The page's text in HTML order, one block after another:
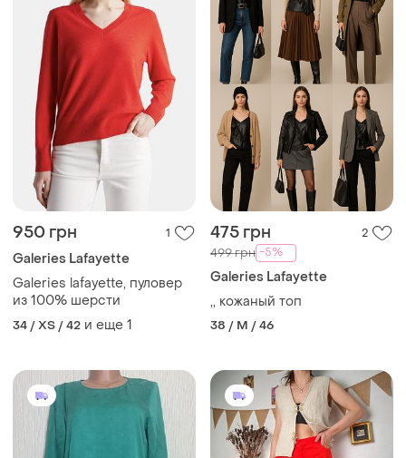
950 грн 1
Galeries Lafayette
Galeries lafayette, пуловер
из 100% шерсти
34 / XS / 42 и еще 1
475 грн 2
499 грн -5%
Galeries Lafayette
,, кожаный топ
38 / M / 46